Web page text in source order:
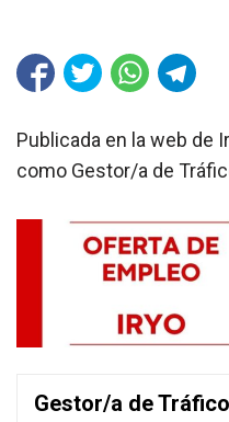
Publicada en la web de
como Gestor/a de
Gestor/a de Tráfico